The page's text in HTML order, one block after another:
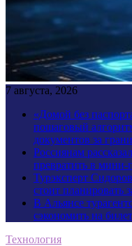
7 августа, 2026
«Домой без
пошаговый
документов за
Россиянам
превратить в мини-
Турэксперт
стоит планировать
В Альянсе
сэкономить на
Технология